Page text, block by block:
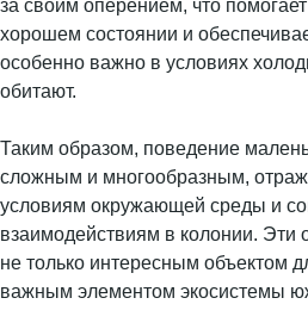
за своим оперением, что
хорошем состоянии и
особенно важно в условиях
обитают.
Таким образом, поведение
сложным и многообразным,
условиям окружающей среды и
взаимодействиям в колонии. Эти
не только интересным объектом
важным элементом экосистемы